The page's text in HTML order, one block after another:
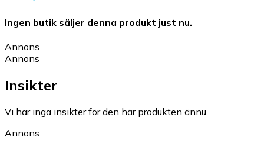
Ingen butik säljer denna produkt just nu.
Annons
Annons
Insikter
Vi har inga insikter för den här produkten ännu.
Annons